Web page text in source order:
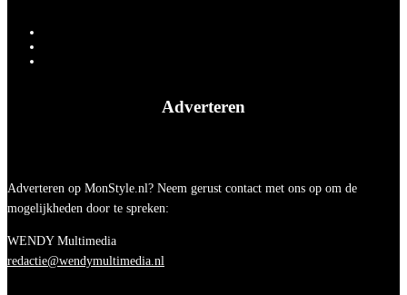
Adverteren
Adverteren op MonStyle.nl? Neem gerust contact met ons op om de
mogelijkheden door te spreken:
WENDY Multimedia
redactie@wendymultimedia.nl